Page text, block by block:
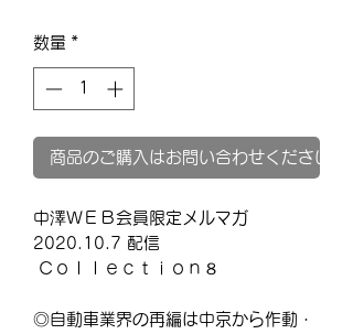
数量 *
商品のご購入はお問い合わせください
中澤ＷＥＢ会員限定メルマガ
2020.10.7 配信
Ｃｏｌｌｅｃｔｉｏｎ８
◎自動車業界の再編は中京から作動・